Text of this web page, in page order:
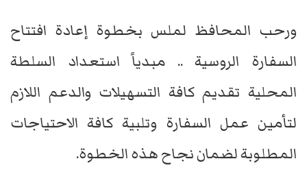
ورحب المحافظ لملس بخطوة إعادة افتتاح
السفارة الروسية .. مبدياً استعداد السلطة
المحلية تقديم كافة التسهيلات والدعم اللازم
لتأمين عمل السفارة وتلبية كافة الاحتياجات
المطلوبة لضمان نجاح هذه الخطوة.